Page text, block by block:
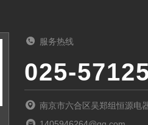
服务热线
025-
南京市六合区吴郑组恒源电